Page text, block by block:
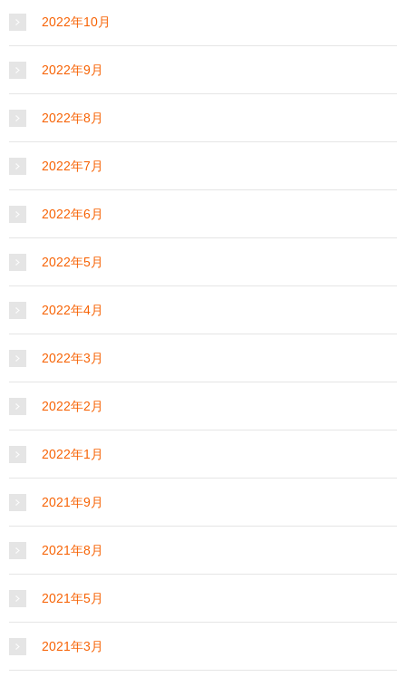
2022年10月
2022年9月
2022年8月
2022年7月
2022年6月
2022年5月
2022年4月
2022年3月
2022年2月
2022年1月
2021年9月
2021年8月
2021年5月
2021年3月